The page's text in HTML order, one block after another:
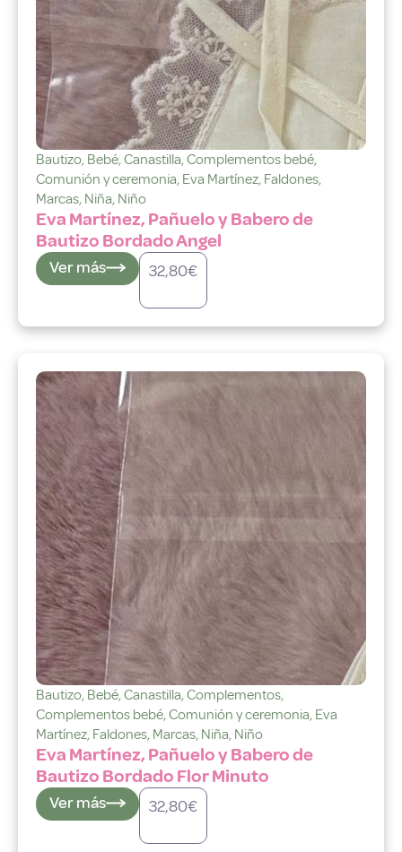
Bautizo, Bebé,Canastilla,Complementos bebé,
Comunión y ceremonia, Eva Martínez, Faldones,
Marcas, Niña, Niño
Eva Martínez, Pañuelo y Babero de
Bautizo Bordado Angel
Ver más 32,80€
Bautizo, Bebé,Canastilla,Complementos,
Complementos bebé,Comunión y ceremonia, Eva
Martínez, Faldones, Marcas, Niña, Niño
Eva Martínez, Pañuelo y Babero de
Bautizo Bordado Flor Minuto
Ver más 32,80€